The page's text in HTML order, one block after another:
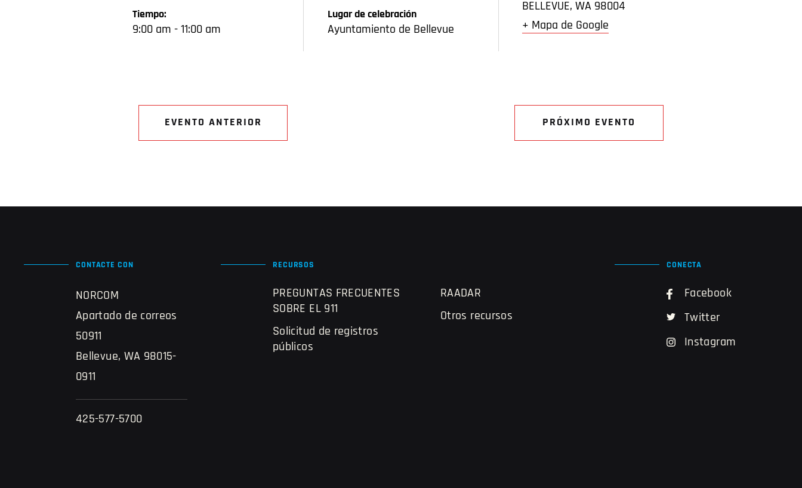
Tiempo:
9:00 am - 11:00 am
Lugar de celebración
Ayuntamiento de Bellevue
BELLEVUE, WA 98004
+ Mapa de Google
EVENTO ANTERIOR PRÓXIMO EVENTO
CONTACTE CON
NORCOM
Apartado de correos
50911
Bellevue, WA 98015-
0911
425-577-5700
RECURSOS
PREGUNTAS FRECUENTES
SOBRE EL 911
Solicitud de registros
públicos
RAADAR
Otros recursos
CONECTA
Facebook
Twitter
Instagram